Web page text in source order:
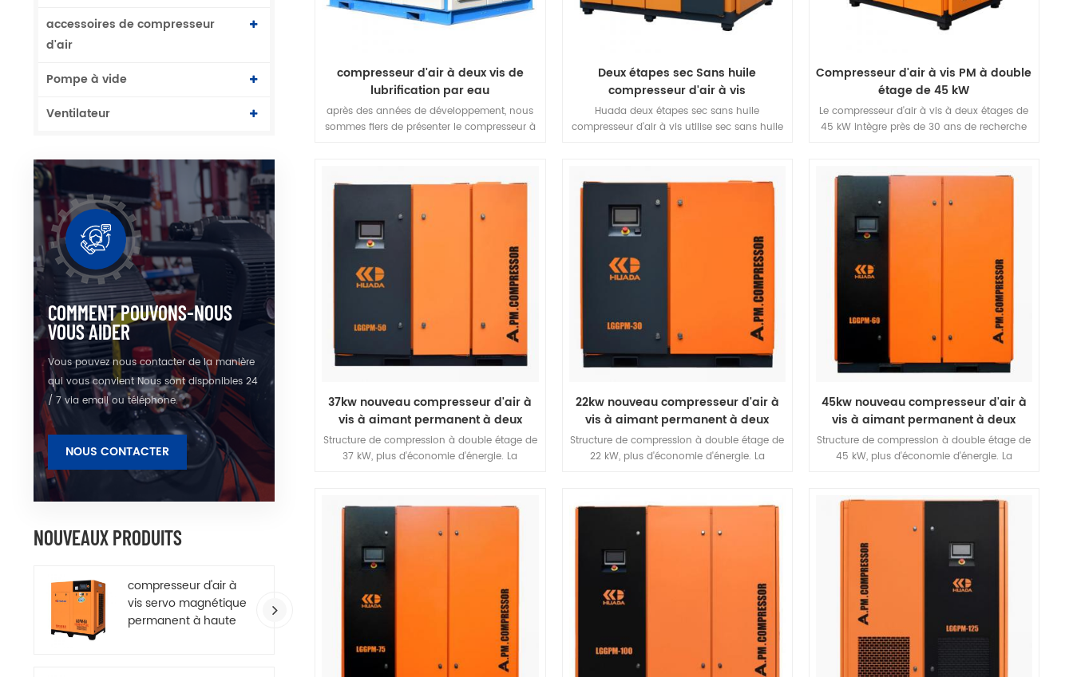
accessoires de compresseur
d'air
Pompe à vide
Ventilateur
COMMENT POUVONS-NOUS
VOUS AIDER
Vous pouvez nous contacter de la manière
qui vous convient Nous sont disponibles 24
/ 7 via email ou téléphone.
NOUS CONTACTER
NOUVEAUX PRODUITS
compresseur d'air à
vis servo magnétique
permanent à haute
compresseur d'air à deux vis de
lubrification par eau
après des années de développement, nous
sommes fiers de présenter le compresseur à
de nos produits
Deux étapes sec Sans huile
compresseur d'air à vis
Huada deux étapes sec sans huile
compresseur d'air à vis utilise sec sans huile
corrosion, résistance aux températures
élevées, résistance à la corrosion, résistance
à l'oxydation et longue durée de vie.
Compresseur d'air à vis PM à double
étage de 45 kW
Le compresseur d'air à vis à deux étages de
45 kW intègre près de 30 ans de recherche
centrés sur le plus haut niveau de
déplacement au monde, et dépasse la
demande du marché mondial. C'est le
compresseur d'air le plus performant et de la
37kw nouveau compresseur d'air à
vis à aimant permanent à deux
étages
Structure de compression à double étage de
37 kW, plus d'économie d'énergie. La
pression, un plus grand degré de fuite de
volume inférieur pour améliorer l'efficacité
énergétique. Vitesse de vis inférieure à la
vitesse ordinaire et utilisation de plusieurs
ressorts d'amortissement, de sorte que l'unité
22kw nouveau compresseur d'air à
vis à aimant permanent à deux
étages
Structure de compression à double étage de
22 kW, plus d'économie d'énergie. La
pression, un plus grand degré de fuite de
énergétique. Vitesse de vis inférieure à la
vitesse ordinaire et utilisation de plusieurs
ressorts d'amortissement, de sorte que l'unité
45kw nouveau compresseur d'air à
vis à aimant permanent à deux
étages
Structure de compression à double étage de
45 kW, plus d'économie d'énergie. La
pression, un plus grand degré de fuite de
énergétique. Vitesse de vis inférieure à la
vitesse ordinaire et utilisation de plusieurs
ressorts d'amortissement, de sorte que l'unité
ait une plus grande stabilité.